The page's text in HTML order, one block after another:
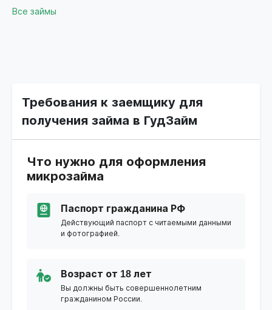
Все займы
Требования к заемщику для
получения займа в ГудЗайм
Что нужно для оформления
микрозайма
Паспорт гражданина РФ
Действующий паспорт с читаемыми данными
и фотографией.
Возраст от 18 лет
Вы должны быть совершеннолетним
гражданином России.